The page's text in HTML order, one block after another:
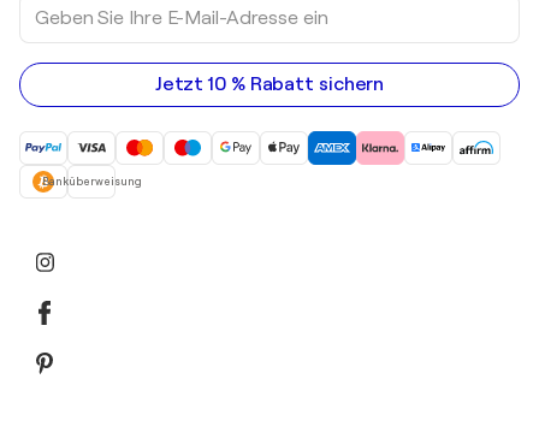
Sie
Ihre
E-
Mail-
Adresse
Jetzt 10 % Rabatt sichern
Banküberweisung